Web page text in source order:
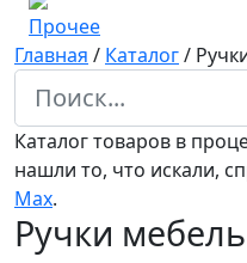
Прочее
Главная / Каталог/
Каталог товаров в
нашли то, что искали,
Мах.
Ручки